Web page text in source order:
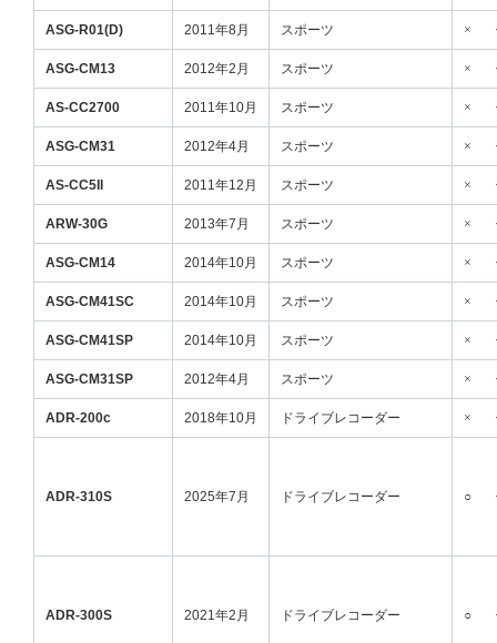
ASG-R01(D) 2011年8月 スポーツ ×
ASG-CM13 2012年2月 スポーツ ×
AS-CC2700 2011年10月 スポーツ ×
ASG-CM31 2012年4月 スポーツ ×
AS-CC5II 2011年12月 スポーツ ×
ARW-30G 2013年7月 スポーツ ×
ASG-CM14 2014年10月 スポーツ ×
ASG-CM41SC 2014年10月 スポーツ ×
ASG-CM41SP 2014年10月 スポーツ ×
ASG-CM31SP 2012年4月 スポーツ ×
ADR-200c 2018年10月 ドライブレコーダー ×
ADR-310S 2025年7月 ドライブレコーダー ○
ADR-300S 2021年2月 ドライブレコーダー ○